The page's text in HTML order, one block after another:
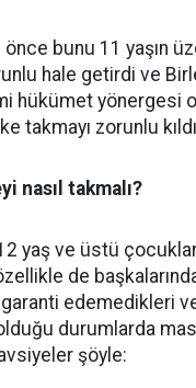
önce bunu 11 yaşın
hale getirdi ve
hükümet yönergesi
takmayı zorunlu
nasıl takmalı?
12 yaş ve üstü
de
edemedikleri
durumlarda
şöyle: